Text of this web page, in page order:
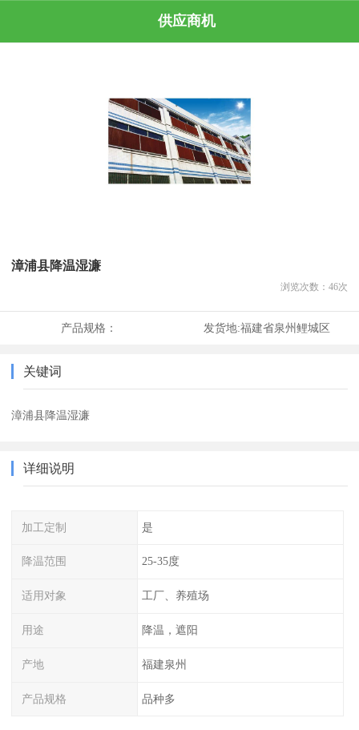
供应商机
漳浦县降温湿濂
浏览次数： 46次
产品规格： 发货地:福建省泉州鲤城区
关键词
漳浦县降温湿濂
详细说明
加工定制 是
降温范围 25-35度
适用对象 工厂、养殖场
用途 降温，遮阳
产地 福建泉州
产品规格 品种多